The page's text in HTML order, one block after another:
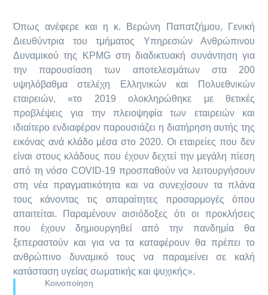
Όπως ανέφερε και η κ. Βερώνη Παπατζήμου, Γενική
Διευθύντρια του τμήματος Υπηρεσιών Ανθρώπινου
Δυναμικού της KPMG στη διαδικτυακή συνάντηση για
την παρουσίαση των αποτελεσμάτων στα 200
υψηλόβαθμα στελέχη Ελληνικών και Πολυεθνικών
εταιρειών, «το 2019 ολοκληρώθηκε με θετικές
προβλέψεις για την πλειοψηφία των εταιρειών και
ιδιαίτερο ενδιαφέρον παρουσιάζει η διατήρηση αυτής της
εικόνας ανά κλάδο μέσα στο 2020. Οι εταιρείες που δεν
είναι στους κλάδους που έχουν δεχτεί την μεγάλη πίεση
από τη νόσο COVID-19 προσπαθούν να λειτουργήσουν
στη νέα πραγματικότητα και να συνεχίσουν τα πλάνα
τους κάνοντας τις απαραίτητες προσαρμογές όπου
απαιτείται. Παραμένουν αισιόδοξες ότι οι προκλήσεις
που έχουν δημιουργηθεί από την πανδημία θα
ξεπεραστούν και για να τα καταφέρουν θα πρέπει το
ανθρώπινο δυναμικό τους να παραμείνει σε καλή
κατάσταση υγείας σωματικής και ψυχικής».
Κοινοποίηση